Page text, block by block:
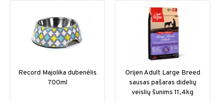
Record Majolika dubenėlis
700ml
Orijen Adult Large Breed
sausas pašaras didelių
veislių šunims 11,4kg